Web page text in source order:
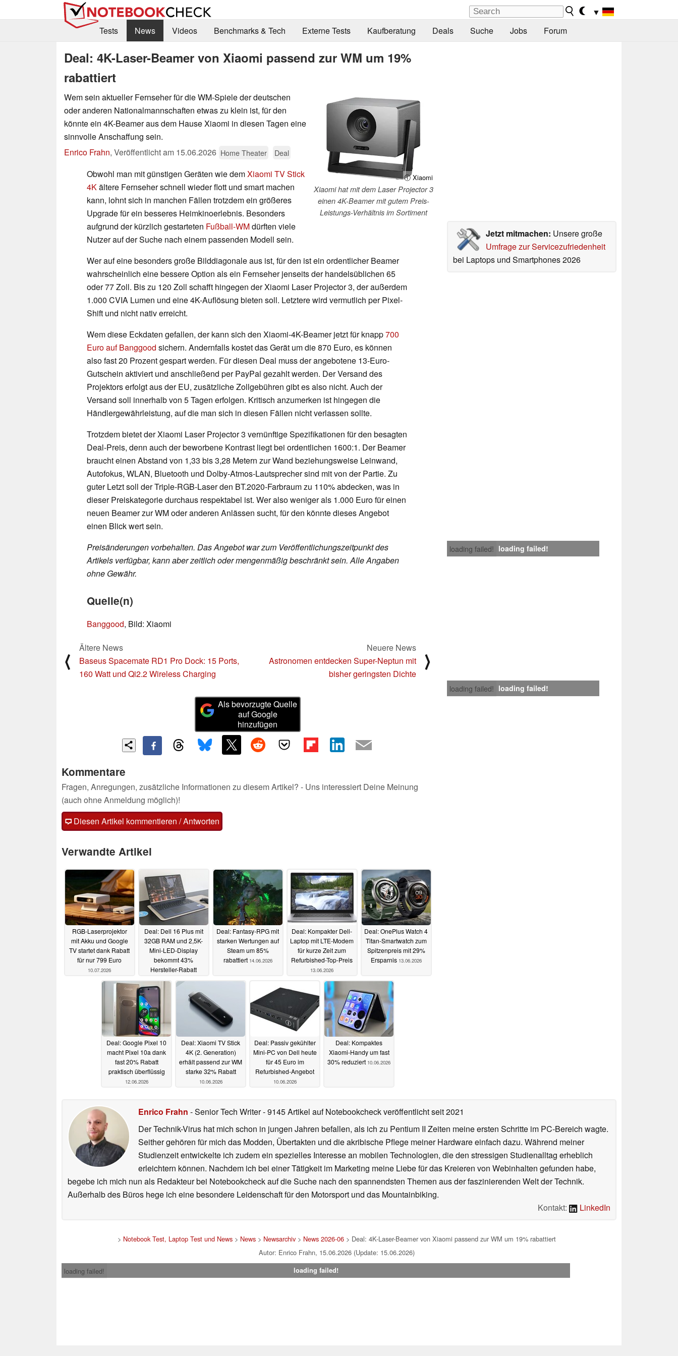
▼
Tests
News Videos Benchmarks & Tech Externe Tests Kaufberatung Deals Suche Jobs Forum
Deal: 4K-Laser-Beamer von Xiaomi passend zur WM um 19%
rabattiert
ⓘ Xiaomi
Xiaomi hat mit dem Laser Projector 3
einen 4K-Beamer mit gutem Preis-
Leistungs-Verhältnis im Sortiment
Wem sein aktueller Fernseher für die WM-Spiele der deutschen
oder anderen Nationalmannschaften etwas zu klein ist, für den
könnte ein 4K-Beamer aus dem Hause Xiaomi in diesen Tagen eine
sinnvolle Anschaffung sein.
Enrico Frahn, Veröffentlicht am 15.06.2026 Home Theater Deal
Jetzt mitmachen: Unsere große
Umfrage zur Servicezufriedenheit
bei Laptops und Smartphones 2026
Obwohl man mit günstigen Geräten wie demXiaomi TV Stick
4Kältere Fernseher schnell wieder flott und smart machen
kann, lohnt sich in manchen Fällen trotzdem ein größeres
Upgrade für ein besseres Heimkinoerlebnis. Besonders
aufgrund der kürzlich gestarteten Fußball-WMdürften viele
Nutzer auf der Suche nach einem passenden Modell sein.
Wer auf eine besonders große Bilddiagonale aus ist, für den ist ein ordentlicher Beamer
wahrscheinlich eine bessere Option als ein Fernseher jenseits der handelsüblichen 65
oder 77 Zoll. Bis zu 120 Zoll schafft hingegen der Xiaomi Laser Projector 3, der außerdem
1.000 CVIA Lumen und eine 4K-Auflösung bieten soll. Letztere wird vermutlich per Pixel-
Shift und nicht nativ erreicht.
Wem diese Eckdaten gefallen, der kann sich den Xiaomi-4K-Beamer jetzt für knapp700
Euro auf Banggood sichern. Andernfalls kostet das Gerät um die 870 Euro, es können
also fast 20 Prozent gespart werden. Für diesen Deal muss der angebotene 13-Euro-
Gutschein aktiviert und anschließend per PayPal gezahlt werden. Der Versand des
Projektors erfolgt aus der EU, zusätzliche Zollgebühren gibt es also nicht. Auch der
Versand soll innerhalb von 5 Tagen erfolgen. Kritisch anzumerken ist hingegen die
Händlergewährleistung, auf die man sich in diesen Fällen nicht verlassen sollte.
Trotzdem bietet der Xiaomi Laser Projector 3 vernünftige Spezifikationen für den besagten
Deal-Preis, denn auch der beworbene Kontrast liegt bei ordentlichen 1600:1. Der Beamer
braucht einen Abstand von 1,33 bis 3,28 Metern zur Wand beziehungsweise Leinwand,
Autofokus, WLAN, Bluetooth und Dolby-Atmos-Lautsprecher sind mit von der Partie. Zu
guter Letzt soll der Triple-RGB-Laser den BT.2020-Farbraum zu 110% abdecken, was in
dieser Preiskategorie durchaus respektabel ist. Wer also weniger als 1.000 Euro für einen
neuen Beamer zur WM oder anderen Anlässen sucht, für den könnte dieses Angebot
einen Blick wert sein.
loading failed! loading failed!
Preisänderungen vorbehalten. Das Angebot war zum Veröffentlichungszeitpunkt des
Artikels verfügbar, kann aber zeitlich oder mengenmäßig beschränkt sein. Alle Angaben
ohne Gewähr.
Quelle(n)
Banggood, Bild: Xiaomi
⟨
Ältere News
Baseus Spacemate RD1 Pro Dock: 15 Ports,
160 Watt und Qi2.2 Wireless Charging
Neuere News
Astronomen entdecken Super-Neptun mit
bisher geringsten Dichte
⟩
loading failed! loading failed!
Als bevorzugte Quelle
auf Google
hinzufügen
Kommentare
Fragen, Anregungen, zusätzliche Informationen zu diesem Artikel? - Uns interessiert Deine Meinung
(auch ohne Anmeldung möglich)!
Diesen Artikel kommentieren / Antworten
Verwandte Artikel
RGB-Laserprojektor
mit Akku und Google
TV startet dank Rabatt
für nur 799 Euro
10.07.2026
Deal: Dell 16 Plus mit
32GB RAM und 2,5K-
Mini-LED-Display
bekommt 43%
Hersteller-Rabatt
18.06.2026
Deal: Fantasy-RPG mit
starken Wertungen auf
Steam um 85%
rabattiert 14.06.2026
Deal: Kompakter Dell-
Laptop mit LTE-Modem
für kurze Zeit zum
Refurbished-Top-Preis
13.06.2026
Deal: OnePlus Watch 4
Titan-Smartwatch zum
Spitzenpreis mit 29%
Ersparnis 13.06.2026
Deal: Google Pixel 10
macht Pixel 10a dank
fast 20% Rabatt
praktisch überflüssig
12.06.2026
Deal: Xiaomi TV Stick
4K (2. Generation)
erhält passend zur WM
starke 32% Rabatt
10.06.2026
Deal: Passiv gekühlter
Mini-PC von Dell heute
für 45 Euro im
Refurbished-Angebot
10.06.2026
Deal: Kompaktes
Xiaomi-Handy um fast
30% reduziert 10.06.2026
Enrico Frahn - Senior Tech Writer- 9145 Artikel auf Notebookcheck veröffentlichtseit 2021
Der Technik-Virus hat mich schon in jungen Jahren befallen, als ich zu Pentium II Zeiten meine ersten Schritte im PC-Bereich wagte.
Seither gehören für mich das Modden, Übertakten und die akribische Pflege meiner Hardware einfach dazu. Während meiner
Studienzeit entwickelte ich zudem ein spezielles Interesse an mobilen Technologien, die den stressigen Studienalltag erheblich
erleichtern können. Nachdem ich bei einer Tätigkeit im Marketing meine Liebe für das Kreieren von Webinhalten gefunden habe,
begebe ich mich nun als Redakteur bei Notebookcheck auf die Suche nach den spannendsten Themen aus der faszinierenden Welt der Technik.
Außerhalb des Büros hege ich eine besondere Leidenschaft für den Motorsport und das Mountainbiking.
Kontakt:
LinkedIn
> Notebook Test, Laptop Test und News> News> Newsarchiv> News 2026-06> Deal: 4K-Laser-Beamer von Xiaomi passend zur WM um 19% rabattiert
Autor: Enrico Frahn, 15.06.2026 (Update: 15.06.2026)
loading failed!
loading failed!